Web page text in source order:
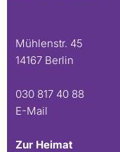
Mühlenstr. 45
14167 Berlin
030 817 40 88
E-Mail
Zur Heimat